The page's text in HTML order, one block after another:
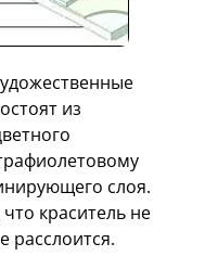
из
слоя.
что краситель не
расслоится.